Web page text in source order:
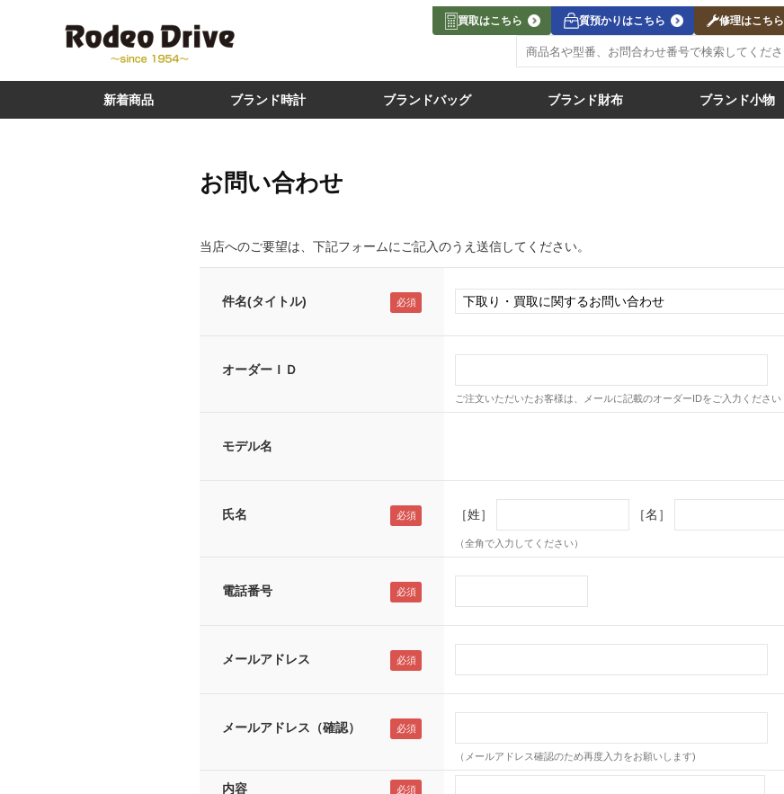
買取はこちら 質預かりはこちら 修理はこちら
新着商品 ブランド時計 ブランドバッグ ブランド財布 ブランド小物
お問い合わせ
当店へのご要望は、下記フォームにご記入のうえ送信してください。
件名(タイトル)
オーダーＩＤ
ご注文いただいたお客様は、メールに記載のオーダーIDをご入力ください
モデル名
氏名 ［姓］ ［名］
（全角で入力してください）
電話番号
メールアドレス
メールアドレス（確認）
（メールアドレス確認のため再度入力をお願いします)
内容